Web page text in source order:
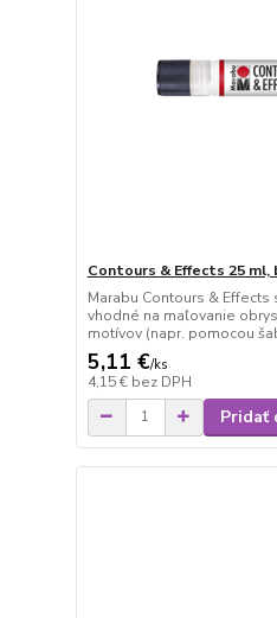
Contours & Effects 25 ml,
Marabu Contours & Effects
vhodné na maľovanie
motívov (napr. pomocou
5,11 €/ks
4,15 € bez DPH
Pridať